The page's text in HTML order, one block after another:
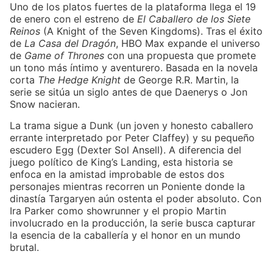
Uno de los platos fuertes de la plataforma llega el 19
de enero con el estreno de El Caballero de los Siete
Reinos (A Knight of the Seven Kingdoms). Tras el éxito
de La Casa del Dragón, HBO Max expande el universo
de Game of Thrones con una propuesta que promete
un tono más íntimo y aventurero. Basada en la novela
corta The Hedge Knight de George R.R. Martin, la
serie se sitúa un siglo antes de que Daenerys o Jon
Snow nacieran.
La trama sigue a Dunk (un joven y honesto caballero
errante interpretado por Peter Claffey) y su pequeño
escudero Egg (Dexter Sol Ansell). A diferencia del
juego político de King’s Landing, esta historia se
enfoca en la amistad improbable de estos dos
personajes mientras recorren un Poniente donde la
dinastía Targaryen aún ostenta el poder absoluto. Con
Ira Parker como showrunner y el propio Martin
involucrado en la producción, la serie busca capturar
la esencia de la caballería y el honor en un mundo
brutal.